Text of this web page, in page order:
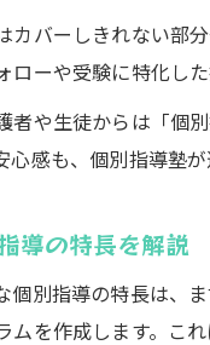
カバーしきれない部
ローや受験に特化し
者や生徒からは「個
心感も、個別指導塾
導の特長を解説
個別指導の特長は、
を作成します。こ